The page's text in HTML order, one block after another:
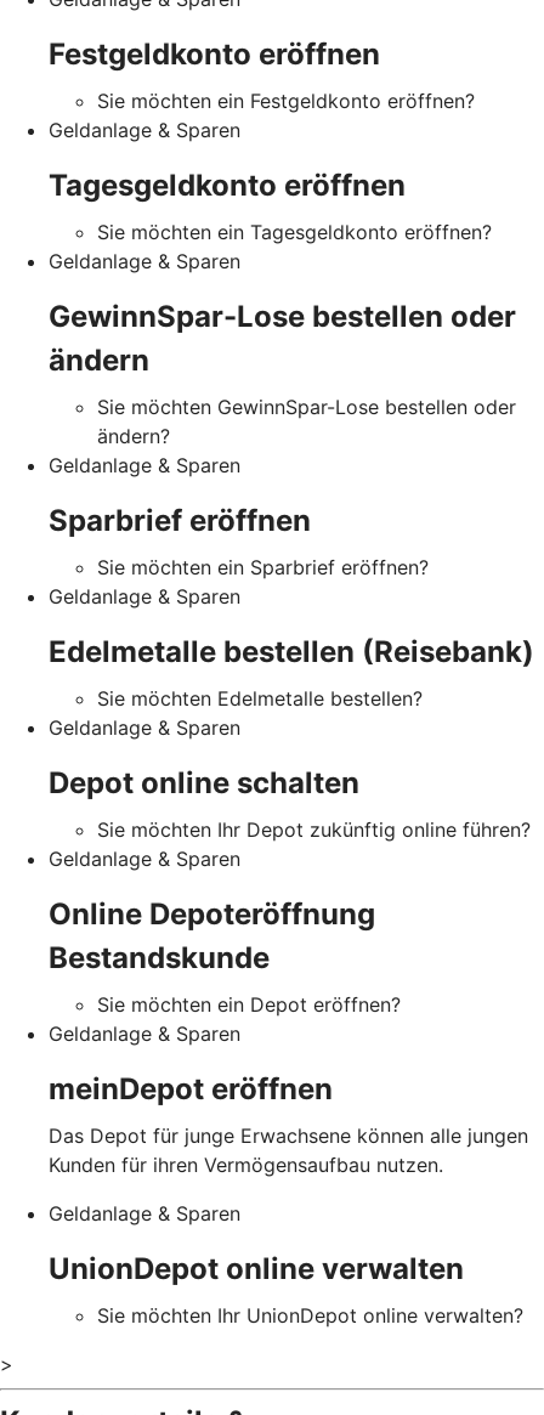
Festgeldkonto eröffnen
Sie möchten ein Festgeldkonto eröffnen?
Geldanlage & Sparen
Tagesgeldkonto eröffnen
Sie möchten ein Tagesgeldkonto eröffnen?
Geldanlage & Sparen
GewinnSpar-Lose bestellen oder
ändern
Sie möchten GewinnSpar-Lose bestellen oder
ändern?
Geldanlage & Sparen
Sparbrief eröffnen
Sie möchten ein Sparbrief eröffnen?
Geldanlage & Sparen
Edelmetalle bestellen (Reisebank)
Sie möchten Edelmetalle bestellen?
Geldanlage & Sparen
Depot online schalten
Sie möchten Ihr Depot zukünftig online führen?
Geldanlage & Sparen
Online Depoteröffnung
Bestandskunde
Sie möchten ein Depot eröffnen?
Geldanlage & Sparen
meinDepot eröffnen
Das Depot für junge Erwachsene können alle jungen
Kunden für ihren Vermögensaufbau nutzen.
Geldanlage & Sparen
UnionDepot online verwalten
Sie möchten Ihr UnionDepot online verwalten?
>